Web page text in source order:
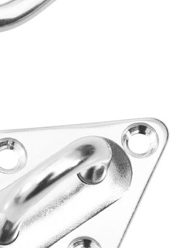
ще можете да изберете броя
е с информационна цел.
в количката си с бутона "Добави в
ще можете да изберете броя
е с информационна цел.
в количката си с бутона "Добави в
ще можете да изберете броя